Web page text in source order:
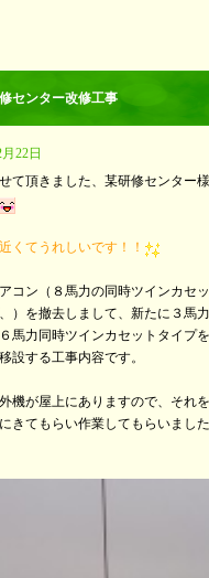
センター改修工事
22日
て頂きました、某研修センター
くてうれしいです！！
コン（８馬力の同時ツインカセ
）を撤去しまして、新たに３馬
馬力同時ツインカセットタイプ
設する工事内容です。
機が屋上にありますので、それ
きてもらい作業してもらいました